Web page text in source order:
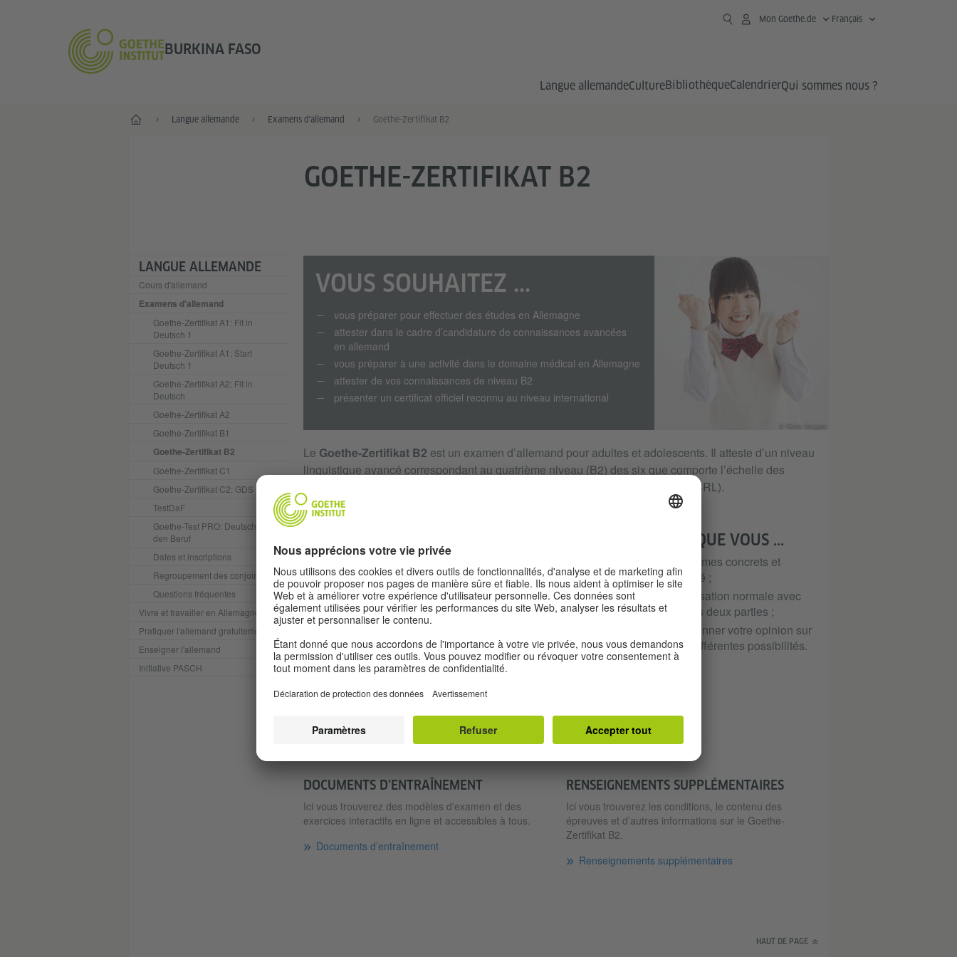
BURKINA FASO
Mon Goethe.de Français
Langue allemandeCultureBibliothèqueCalendrierQui sommes nous ?
Accueil Langue allemande Examens d'allemand Goethe-Zertifikat B2
LANGUE ALLEMANDE
Cours d'allemand
Examens d'allemand
Goethe-Zertifikat A1: Fit in
Deutsch 1
Goethe-Zertifikat A1: Start
Deutsch 1
Goethe-Zertifikat A2: Fit in
Deutsch
Goethe-Zertifikat A2
Goethe-Zertifikat B1
Goethe-Zertifikat B2
Goethe-Zertifikat C1
Goethe-Zertifikat C2: GDS
TestDaF
Goethe-Test PRO: Deutsch für
den Beruf
Dates et inscriptions
Regroupement des conjoints
Questions fréquentes
Vivre et travailler en Allemagne
Pratiquer l'allemand gratuitement
Enseigner l'allemand
Initiative PASCH
GOETHE-ZERTIFIKAT B2
© Getty Images
VOUS SOUHAITEZ ...
vous préparer pour effectuer des études en Allemagne
attester dans le cadre d’candidature de connaissances avancées
en allemand
vous préparer à une activité dans le domaine médical en Allemagne
attester de vos connaissances de niveau B2
présenter un certificat officiel reconnu au niveau international
Le Goethe-Zertifikat B2 est un examen d’allemand pour adultes et adolescents. Il atteste d’un niveau
linguistique avancé correspondant au quatrième niveau (B2) des six que comporte l’échelle des
compétences du Cadre européen commun de référence pour les langues (CECRL).
GRÂCE À L’OBTENTION DU CERTIFICAT, VOUS CERTIFIEZ QUE VOUS ...
pouvez comprendre le contenu principal de textes complexes traitant de thèmes concrets et
abstraits, ainsi que des discussions dans votre propre domaine de spécialité ;
pouvez vous exprimer de façon spontanée et fluide, de sorte qu’une conversation normale avec
une personne de langue maternelle allemande soit des plus aisées pour les deux parties ;
pouvez vous exprimer de façon détaillée sur un large spectre de thèmes, donner votre opinion sur
des questions actuelles et exposer les avantages et les inconvénients de différentes possibilités.
Termine und Anmeldung
PRÉPARATION
DOCUMENTS D’ENTRAÎNEMENT
Ici vous trouverez des modèles d'examen et des
exercices interactifs en ligne et accessibles à tous.
Documents d’entraînement
RENSEIGNEMENTS SUPPLÉMENTAIRES
Ici vous trouverez les conditions, le contenu des
épreuves et d’autres informations sur le Goethe-
Zertifikat B2.
Renseignements supplémentaires
HAUT DE PAGE